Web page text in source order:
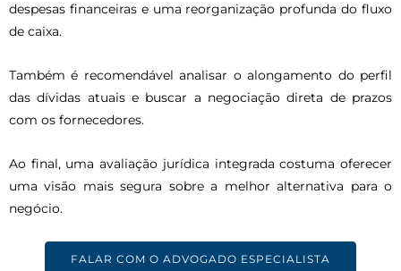
despesas financeiras e uma reorganização profunda do fluxo
de caixa.
Também é recomendável analisar o alongamento do perfil
das dívidas atuais e buscar a negociação direta de prazos
com os fornecedores.
Ao final, uma avaliação jurídica integrada costuma oferecer
uma visão mais segura sobre a melhor alternativa para o
negócio.
FALAR COM O ADVOGADO ESPECIALISTA